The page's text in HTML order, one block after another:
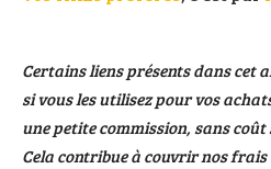
Certains liens présents dans cet
si vous les utilisez pour vos
une petite commission, sans
Cela contribue à couvrir nos